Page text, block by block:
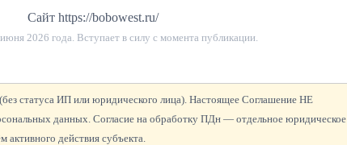
Сайт https://bobowest.ru/
2026 года. Вступает в силу с момента публикации.
статуса ИП или юридического лица). Настоящее Соглашение НЕ
данных. Согласие на обработку ПДн — отдельное юридическое
активного действия субъекта.